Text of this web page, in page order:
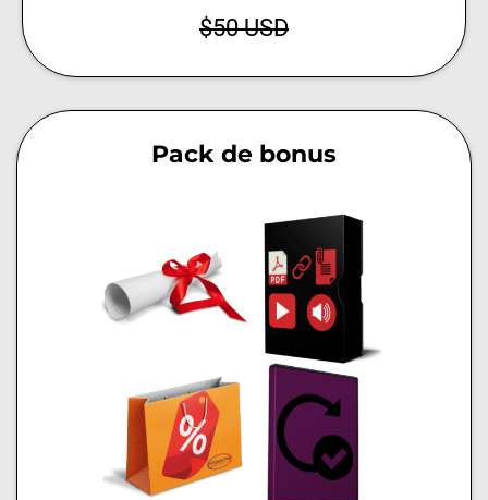
$50 USD
Pack de bonus